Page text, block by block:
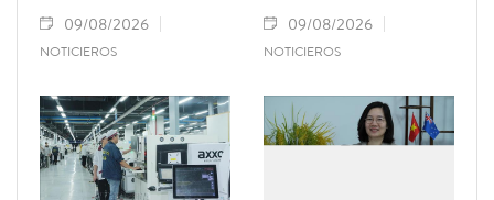
09/08/2026
NOTICIEROS
09/08/2026
NOTICIEROS